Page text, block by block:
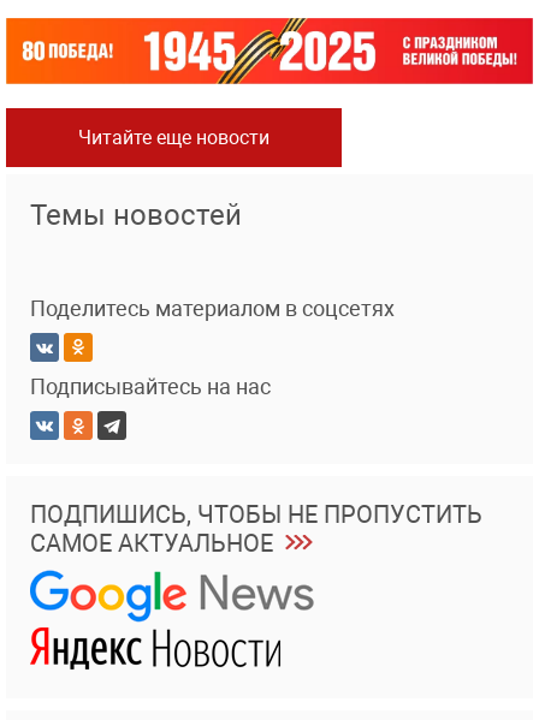
Читайте еще новости
Темы новостей
Поделитесь материалом в соцсетях
Подписывайтесь на нас
ПОДПИШИСЬ, ЧТОБЫ НЕ ПРОПУСТИТЬ
САМОЕ АКТУАЛЬНОЕ